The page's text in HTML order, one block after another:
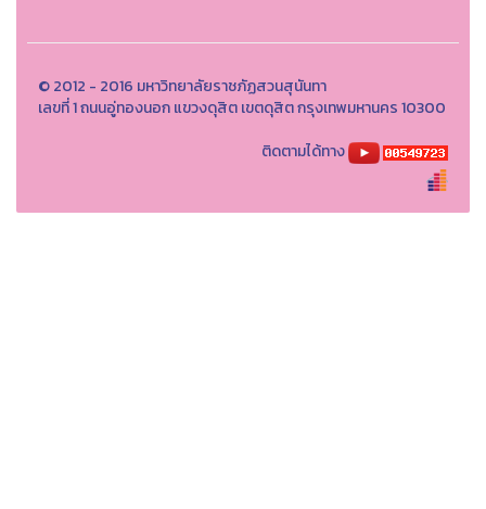
© 2012 - 2016 มหาวิทยาลัยราชภัฏสวนสุนันทา
เลขที่ 1 ถนนอู่ทองนอก แขวงดุสิต เขตดุสิต กรุงเทพมหานคร 10300
ติดตามได้ทาง